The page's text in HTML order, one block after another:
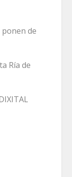
ponen de
Ría de